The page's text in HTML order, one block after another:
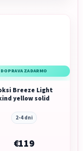
DOPRAVA ZADARMO
Breeze Light
yellow solid
2-4 dni
€119